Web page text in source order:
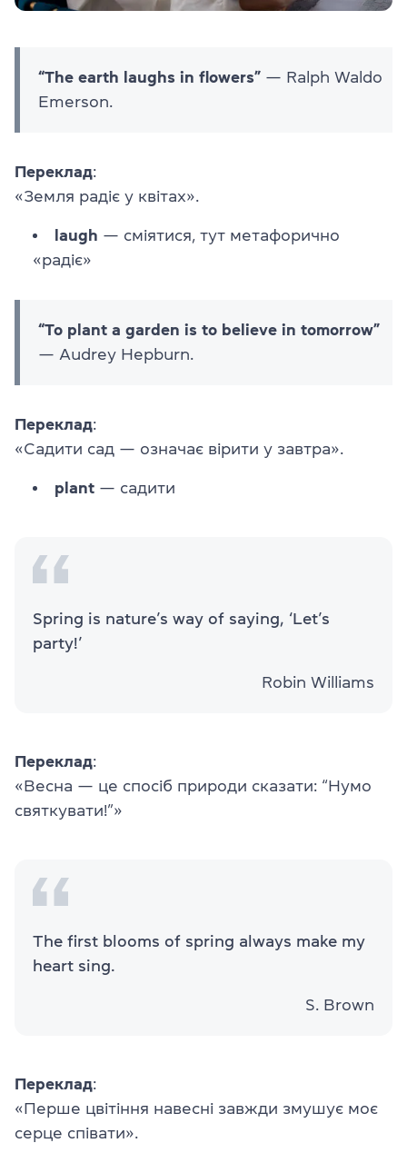
“The earth laughs in flowers” — Ralph Waldo
Emerson.
Переклад:
«Земля радіє у квітах».
laugh — сміятися, тут метафорично
«радіє»
“To plant a garden is to believe in tomorrow”
— Audrey Hepburn.
Переклад:
«Садити сад — означає вірити у завтра».
plant — садити
Spring is nature’s way of saying, ‘Let’s
party!’
Robin Williams
Переклад:
«Весна — це спосіб природи сказати: “Нумо
святкувати!”»
The first blooms of spring always make my
heart sing.
S. Brown
Переклад:
«Перше цвітіння навесні завжди змушує моє
серце співати».